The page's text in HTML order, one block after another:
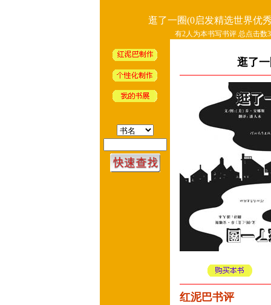
逛了一圈(0启发精选世界优
有2人为本书写书评 总点击数
逛了
红泥巴书评